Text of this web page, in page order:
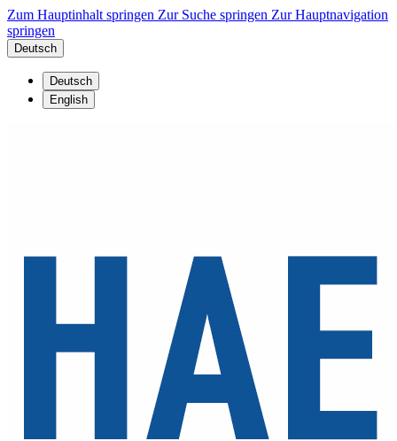
Zum Hauptinhalt springen Zur Suche springen Zur Hauptnavigation
springen
Deutsch
Deutsch
English